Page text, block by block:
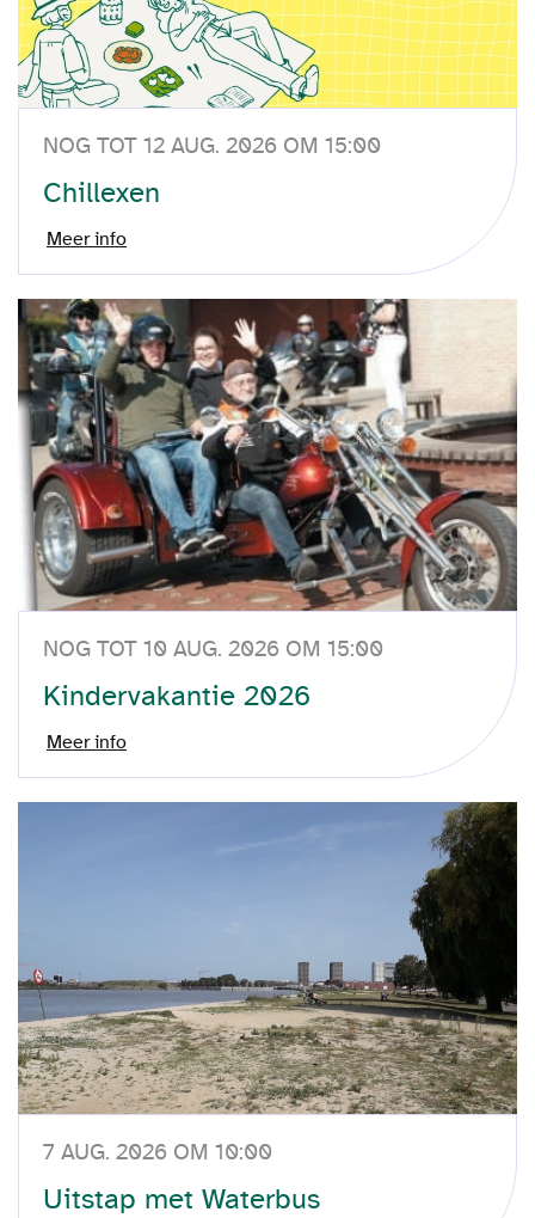
NOG TOT 12 AUG. 2026 OM 15:00
Chillexen
Meer info
NOG TOT 10 AUG. 2026 OM 15:00
Kindervakantie 2026
Meer info
7 AUG. 2026 OM 10:00
Uitstap met Waterbus